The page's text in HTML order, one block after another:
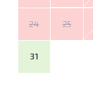
24 25
31